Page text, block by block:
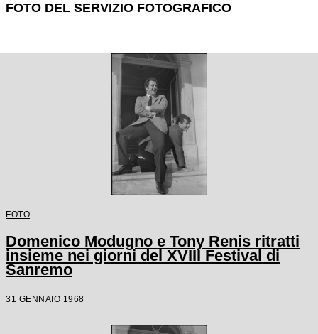
FOTO DEL SERVIZIO FOTOGRAFICO
FOTO
Domenico Modugno e Tony Renis ritratti
insieme nei giorni del XVIII Festival di
Sanremo
31 GENNAIO 1968